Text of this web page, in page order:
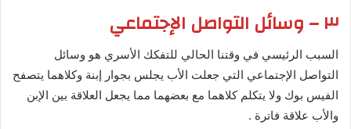
٣ – وسائل التواصل الإجتماعي
السبب الرئيسي في وقتنا الحالي للتفكك الأسري هو وسائل
التواصل الإجتماعي التي جعلت الأب يجلس بجوار إبنة وكلاهما يتصفح
الفيس بوك ولا يتكلم كلاهما مع بعضهما مما يجعل العلاقة بين الإبن
والأب علاقة فاترة .